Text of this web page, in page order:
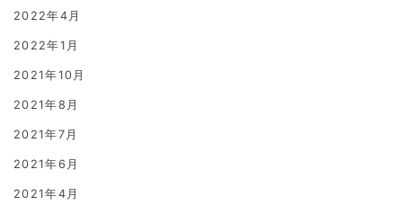
2022年4月
2022年1月
2021年10月
2021年8月
2021年7月
2021年6月
2021年4月